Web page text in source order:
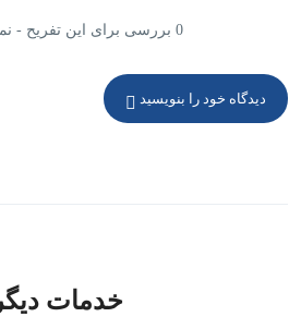
0 بررسی برای این تفریح - نمایش 1 از 0
دیدگاه خود را بنویسید
خدمات دیگر